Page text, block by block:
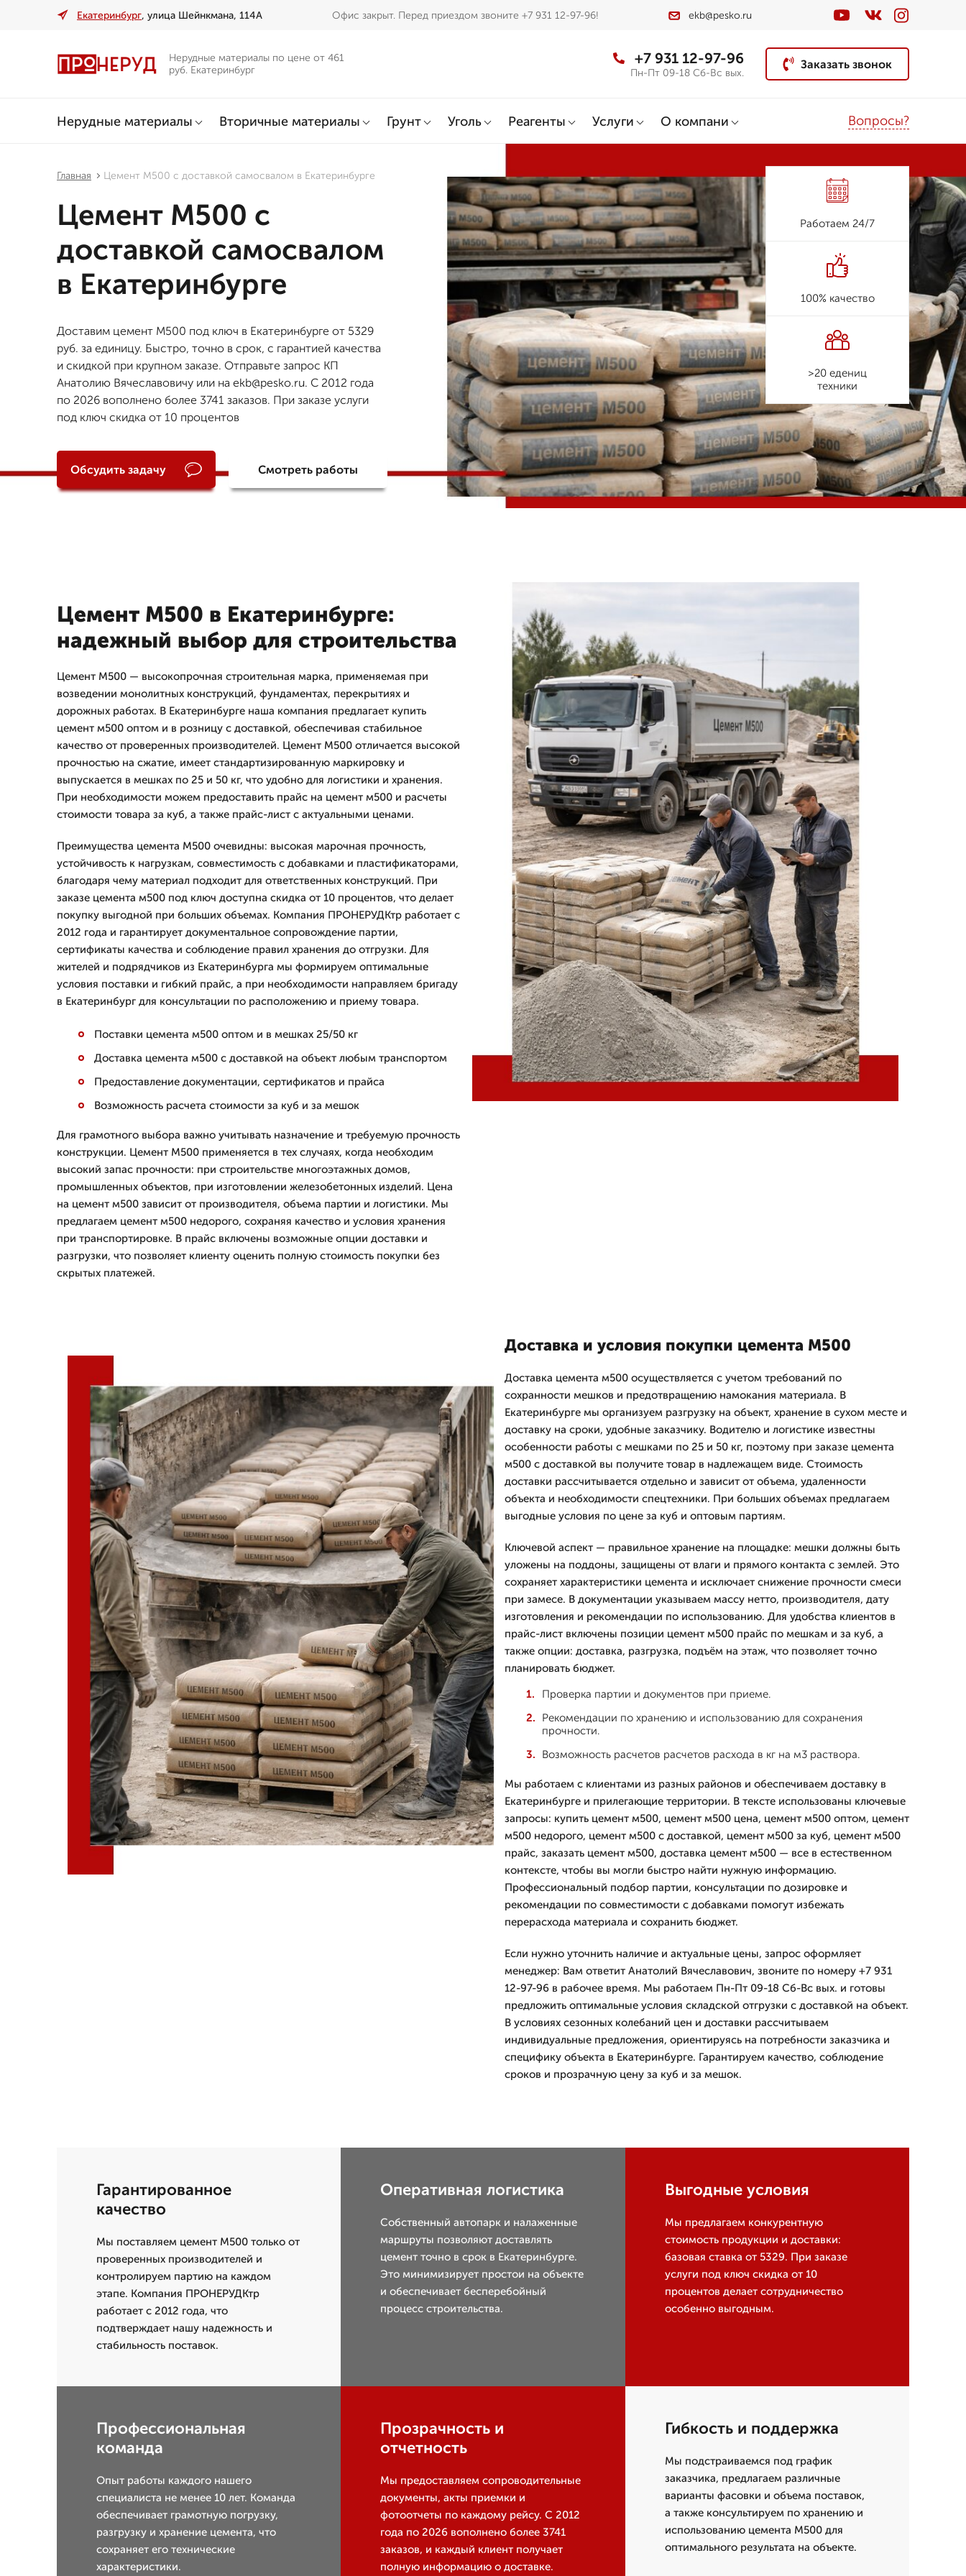
Екатеринбург, улица Шейнкмана, 114А Офис закрыт. Перед приездом звоните +7 931 12-97-96! ekb@pesko.ru
Нерудные материалы по цене от 461
руб. Екатеринбург
+7 931 12-97-96
Пн-Пт 09-18 Сб-Вс вых.
Заказать звонок
Нерудные материалы Вторичные материалы Грунт Уголь Реагенты Услуги О компани Вопросы?
Главная Цемент М500 с доставкой самосвалом в Екатеринбурге
Цемент М500 с
доставкой самосвалом
в Екатеринбурге
Доставим цемент М500 под ключ в Екатеринбурге от 5329
руб. за единицу. Быстро, точно в срок, с гарантией качества
и скидкой при крупном заказе. Отправьте запрос КП
Анатолию Вячеславовичу или на ekb@pesko.ru. С 2012 года
по 2026 вополнено более 3741 заказов. При заказе услуги
под ключ скидка от 10 процентов
Обсудить задачу Смотреть работы
Работаем 24/7
100% качество
>20 едениц
техники
Цемент М500 в Екатеринбурге:
надежный выбор для строительства
Цемент М500 — высокопрочная строительная марка, применяемая при
возведении монолитных конструкций, фундаментах, перекрытиях и
дорожных работах. В Екатеринбурге наша компания предлагает купить
цемент м500 оптом и в розницу с доставкой, обеспечивая стабильное
качество от проверенных производителей. Цемент М500 отличается высокой
прочностью на сжатие, имеет стандартизированную маркировку и
выпускается в мешках по 25 и 50 кг, что удобно для логистики и хранения.
При необходимости можем предоставить прайс на цемент м500 и расчеты
стоимости товара за куб, а также прайс-лист с актуальными ценами.
Преимущества цемента М500 очевидны: высокая марочная прочность,
устойчивость к нагрузкам, совместимость с добавками и пластификаторами,
благодаря чему материал подходит для ответственных конструкций. При
заказе цемента м500 под ключ доступна скидка от 10 процентов, что делает
покупку выгодной при больших объемах. Компания ПРОНЕРУДКтр работает с
2012 года и гарантирует документальное сопровождение партии,
сертификаты качества и соблюдение правил хранения до отгрузки. Для
жителей и подрядчиков из Екатеринбурга мы формируем оптимальные
условия поставки и гибкий прайс, а при необходимости направляем бригаду
в Екатеринбург для консультации по расположению и приему товара.
Поставки цемента м500 оптом и в мешках 25/50 кг
Доставка цемента м500 с доставкой на объект любым транспортом
Предоставление документации, сертификатов и прайса
Возможность расчета стоимости за куб и за мешок
Для грамотного выбора важно учитывать назначение и требуемую прочность
конструкции. Цемент М500 применяется в тех случаях, когда необходим
высокий запас прочности: при строительстве многоэтажных домов,
промышленных объектов, при изготовлении железобетонных изделий. Цена
на цемент м500 зависит от производителя, объема партии и логистики. Мы
предлагаем цемент м500 недорого, сохраняя качество и условия хранения
при транспортировке. В прайс включены возможные опции доставки и
разгрузки, что позволяет клиенту оценить полную стоимость покупки без
скрытых платежей.
Доставка и условия покупки цемента М500
Доставка цемента м500 осуществляется с учетом требований по
сохранности мешков и предотвращению намокания материала. В
Екатеринбурге мы организуем разгрузку на объект, хранение в сухом месте и
доставку на сроки, удобные заказчику. Водителю и логистике известны
особенности работы с мешками по 25 и 50 кг, поэтому при заказе цемента
м500 с доставкой вы получите товар в надлежащем виде. Стоимость
доставки рассчитывается отдельно и зависит от объема, удаленности
объекта и необходимости спецтехники. При больших объемах предлагаем
выгодные условия по цене за куб и оптовым партиям.
Ключевой аспект — правильное хранение на площадке: мешки должны быть
уложены на поддоны, защищены от влаги и прямого контакта с землей. Это
сохраняет характеристики цемента и исключает снижение прочности смеси
при замесе. В документации указываем массу нетто, производителя, дату
изготовления и рекомендации по использованию. Для удобства клиентов в
прайс-лист включены позиции цемент м500 прайс по мешкам и за куб, а
также опции: доставка, разгрузка, подъём на этаж, что позволяет точно
планировать бюджет.
Проверка партии и документов при приеме.
Рекомендации по хранению и использованию для сохранения
прочности.
Возможность расчетов расчетов расхода в кг на м3 раствора.
Мы работаем с клиентами из разных районов и обеспечиваем доставку в
Екатеринбурге и прилегающие территории. В тексте использованы ключевые
запросы: купить цемент м500, цемент м500 цена, цемент м500 оптом, цемент
м500 недорого, цемент м500 с доставкой, цемент м500 за куб, цемент м500
прайс, заказать цемент м500, доставка цемент м500 — все в естественном
контексте, чтобы вы могли быстро найти нужную информацию.
Профессиональный подбор партии, консультации по дозировке и
рекомендации по совместимости с добавками помогут избежать
перерасхода материала и сохранить бюджет.
Если нужно уточнить наличие и актуальные цены, запрос оформляет
менеджер: Вам ответит Анатолий Вячеславович, звоните по номеру +7 931
12-97-96 в рабочее время. Мы работаем Пн-Пт 09-18 Сб-Вс вых. и готовы
предложить оптимальные условия складской отгрузки с доставкой на объект.
В условиях сезонных колебаний цен и доставки рассчитываем
индивидуальные предложения, ориентируясь на потребности заказчика и
специфику объекта в Екатеринбурге. Гарантируем качество, соблюдение
сроков и прозрачную цену за куб и за мешок.
Гарантированное
качество
Мы поставляем цемент М500 только от
проверенных производителей и
контролируем партию на каждом
этапе. Компания ПРОНЕРУДКтр
работает с 2012 года, что
подтверждает нашу надежность и
стабильность поставок.
Оперативная логистика
Собственный автопарк и налаженные
маршруты позволяют доставлять
цемент точно в срок в Екатеринбурге.
Это минимизирует простои на объекте
и обеспечивает бесперебойный
процесс строительства.
Выгодные условия
Мы предлагаем конкурентную
стоимость продукции и доставки:
базовая ставка от 5329. При заказе
услуги под ключ скидка от 10
процентов делает сотрудничество
особенно выгодным.
Профессиональная
команда
Опыт работы каждого нашего
специалиста не менее 10 лет. Команда
обеспечивает грамотную погрузку,
разгрузку и хранение цемента, что
сохраняет его технические
характеристики.
Прозрачность и
отчетность
Мы предоставляем сопроводительные
документы, акты приемки и
фотоотчеты по каждому рейсу. С 2012
года по 2026 вополнено более 3741
заказов, и каждый клиент получает
полную информацию о доставке.
Гибкость и поддержка
Мы подстраиваемся под график
заказчика, предлагаем различные
варианты фасовки и объема поставок,
а также консультируем по хранению и
использованию цемента М500 для
оптимального результата на объекте.